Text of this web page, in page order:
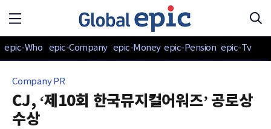
epic-Who epic-Company epic-Money epic-Pension epic-Tv
Company PR
CJ, ‘제10회 한국뮤지컬어워즈’ 공로상
수상